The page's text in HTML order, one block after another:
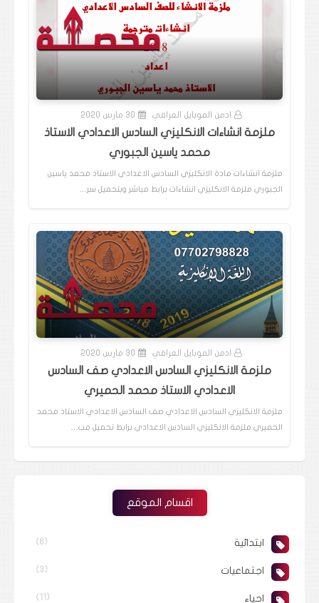
ادمن الموبايل العراقي 30 مارس 2020
ملزمة انشاءات الانكليزي السادس الاعدادي الاستاذ
محمد ياسين الجبوري
ملزمة انشاءات مادة الانكليزي السادس الاعدادي الاستاذ محمد ياسين
الجبوري ملزمة الانكليزي انشاءات برابط مباشر وبتحميل سر…
ادمن الموبايل العراقي 30 مارس 2020
ملزمة الانكليزي السادس الاعدادي صف السادس
الاعدادي الاستاذ محمد الحميري
ملزمة الانكليزي السادس الاعدادي صف السادس الاعدادي الاستاذ محمد
الحميري ملزمة الانكليزي السادس الاعدادي برابط تحميل مب…
اقسام الموقع
ابتدائية (6)
اجتماعيات (3)
احياء (11)